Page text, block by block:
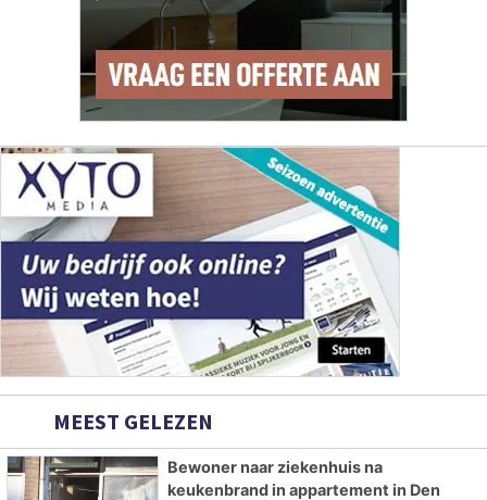
MEEST GELEZEN
Bewoner naar ziekenhuis na
keukenbrand in appartement in Den